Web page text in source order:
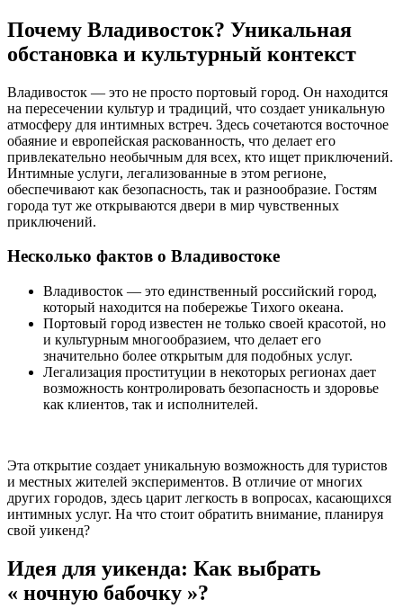
Почему Владивосток? Уникальная
обстановка и культурный контекст
Владивосток — это не просто портовый город. Он находится
на пересечении культур и традиций, что создает уникальную
атмосферу для интимных встреч. Здесь сочетаются восточное
обаяние и европейская раскованность, что делает его
привлекательно необычным для всех, кто ищет приключений.
Интимные услуги, легализованные в этом регионе,
обеспечивают как безопасность, так и разнообразие. Гостям
города тут же открываются двери в мир чувственных
приключений.
Несколько фактов о Владивостоке
Владивосток — это единственный российский город,
который находится на побережье Тихого океана.
Портовый город известен не только своей красотой, но
и культурным многообразием, что делает его
значительно более открытым для подобных услуг.
Легализация проституции в некоторых регионах дает
возможность контролировать безопасность и здоровье
как клиентов, так и исполнителей.
Эта открытие создает уникальную возможность для туристов
и местных жителей экспериментов. В отличие от многих
других городов, здесь царит легкость в вопросах, касающихся
интимных услуг. На что стоит обратить внимание, планируя
свой уикенд?
Идея для уикенда: Как выбрать
« ночную бабочку »?